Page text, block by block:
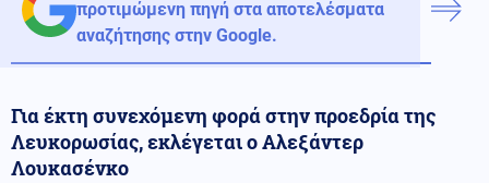
προτιμώμενη πηγή στα αποτελέσματα
αναζήτησης στην Google.
Για έκτη συνεχόμενη φορά στην προεδρία της
Λευκορωσίας, εκλέγεται ο Αλεξάντερ
Λουκασένκο